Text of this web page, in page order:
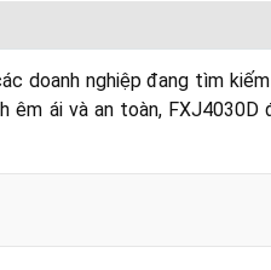
doanh nghiệp đang tìm
ái và an toàn,